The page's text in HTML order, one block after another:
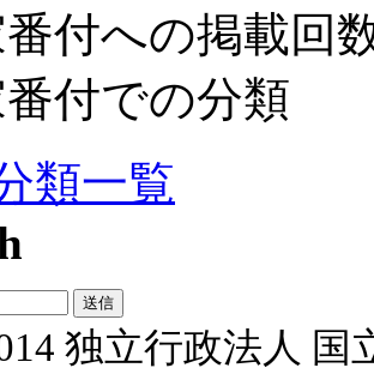
付への掲載回
付での分類
類一覧
独立行政法人 国